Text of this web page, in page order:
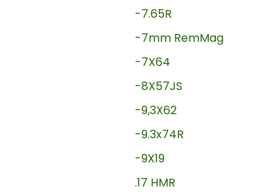
-7.65R
-7mm RemMag
-7X64
-8X57JS
-9,3X62
-9.3x74R
-9X19
.17 HMR